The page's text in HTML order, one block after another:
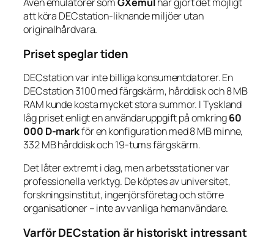
att köra DECstation-liknande miljöer utan
originalhårdvara.
Priset speglar tiden
DECstation var inte billiga konsumentdatorer. En
DECstation 3100 med färgskärm, hårddisk och 8 MB
RAM kunde kosta mycket stora summor. I Tyskland
låg priset enligt en användaruppgift på omkring60
000 D-markför en konfiguration med 8 MB minne,
332 MB hårddisk och 19-tums färgskärm.
Det låter extremt i dag, men arbetsstationer var
professionella verktyg. De köptes av universitet,
forskningsinstitut, ingenjörsföretag och större
organisationer – inte av vanliga hemanvändare.
Varför DECstation är historiskt intressant